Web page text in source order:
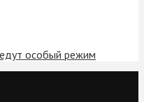
особый режим